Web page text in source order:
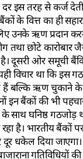
इस तरह से कर्ज
के वित्त का ही
उनके ऋण प्रदान
छोटे कारोबार
दूसरी ओर समूची
विचार था कि इस
बल्कि ऋण चुकाने के
इन बैंकों की भी
के साथ घनिष्ठ
है। भारतीय बैंकों
दिया